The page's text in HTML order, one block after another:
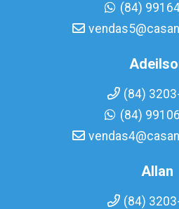
(84)
(84)
(84)
Allan
(84)